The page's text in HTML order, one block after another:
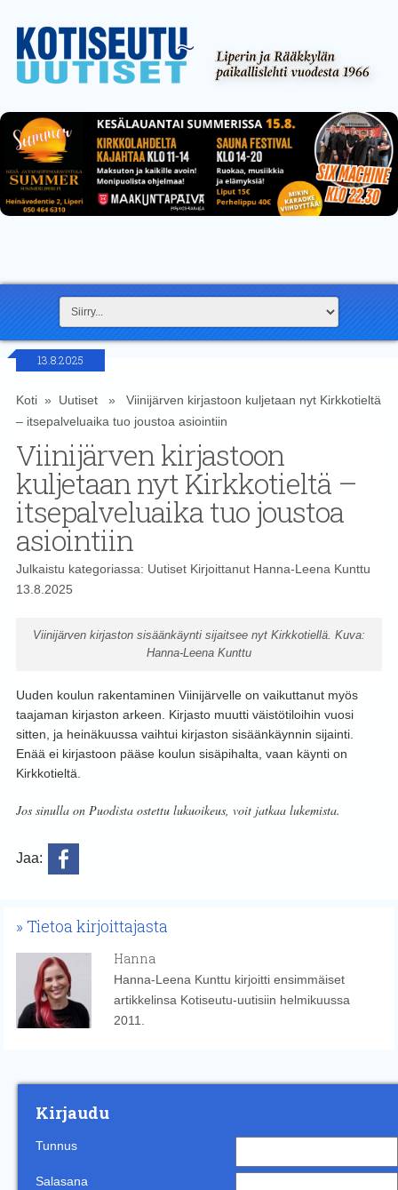
13.8.2025
Koti» Uutiset» Viinijärven kirjastoon kuljetaan nyt Kirkkotieltä
– itsepalveluaika tuo joustoa asiointiin
Viinijärven kirjastoon
kuljetaan nyt Kirkkotieltä –
itsepalveluaika tuo joustoa
asiointiin
Julkaistu kategoriassa: UutisetKirjoittanut Hanna-Leena Kunttu
13.8.2025
Viinijärven kirjaston sisäänkäynti sijaitsee nyt Kirkkotiellä. Kuva:
Hanna-Leena Kunttu
Uuden koulun rakentaminen Viinijärvelle on vaikuttanut myös
taajaman kirjaston arkeen. Kirjasto muutti väistötiloihin vuosi
sitten, ja heinäkuussa vaihtui kirjaston sisäänkäynnin sijainti.
Enää ei kirjastoon pääse koulun sisäpihalta, vaan käynti on
Kirkkotieltä.
Jos sinulla on Puodista ostettu lukuoikeus, voit jatkaa lukemista.
Jaa:
Tietoa kirjoittajasta
Hanna
Hanna-Leena Kunttu kirjoitti ensimmäiset
artikkelinsa Kotiseutu-uutisiin helmikuussa
2011.
Kirjaudu
Tunnus
Salasana